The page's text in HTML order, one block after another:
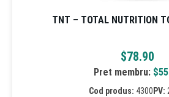
TNT – TOTAL NUTRITION
$78.90
Pret membru: $
Cod produs: 4300 PV: